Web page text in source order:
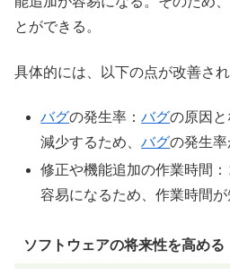
とができる。
具体的には、以下の点が改善され
バグの発生率：バグの原因
減少するため、バグの発生率
修正や機能追加の作業時間
容易になるため、作業時間が
ソフトウェアの将来性を高める